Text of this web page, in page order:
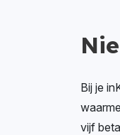
Bij je
vijf